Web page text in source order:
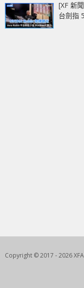
[XF 新
台劍指
Copyright © 2017 - 2026